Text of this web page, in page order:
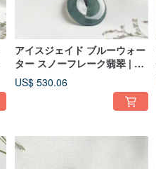
アイスジェイド ブルーウォー
ター スノーフレーク翡翠 | 平
安扣 (ピーアンコウ) | 天然 A
貨翡翠ペンダントネックレス
US$ 530.06